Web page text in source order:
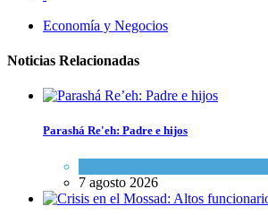
Economía y Negocios
Noticias Relacionadas
Parashá Re'eh: Padre e hijos
7 agosto 2026